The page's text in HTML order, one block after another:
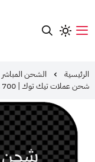
الرئيسية الشحن المباشر
شحن عملات تيك توك | 700 عملة | Tiktok Coins